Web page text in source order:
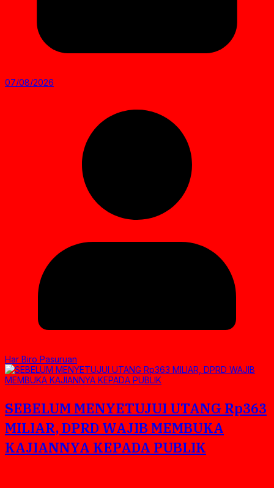
07/08/2026
Har Biro Pasuruan
SEBELUM MENYETUJUI UTANG Rp363
MILIAR, DPRD WAJIB MEMBUKA
KAJIANNYA KEPADA PUBLIK